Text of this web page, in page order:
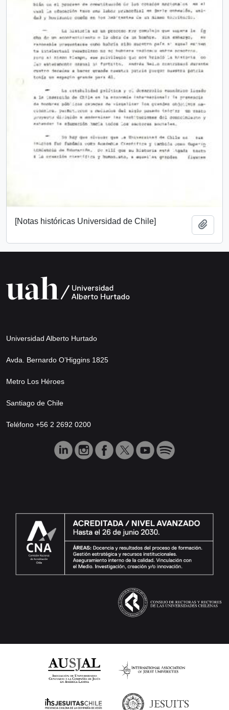
[Notas históricas Universidad de Chile]
Universidad Alberto Hurtado
Avda. Bernardo O’Higgins 1825
Metro Los Héroes
Santiago de Chile
Teléfono +56 2 2692 0200